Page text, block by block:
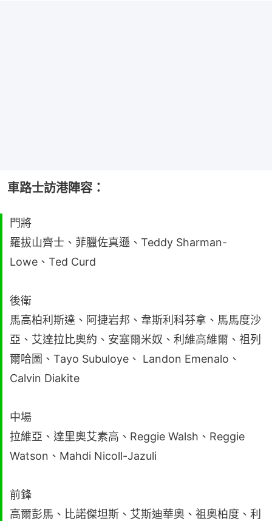
車路士訪港陣容：
門將
羅拔山齊士、菲臘佐真遜、Teddy Sharman-
Lowe、Ted Curd
後衛
馬高柏利斯達、阿捷岩邦、韋斯利科芬拿、馬馬度沙
亞、艾達拉比奧約、安塞爾米奴、利維高維爾、祖列
爾哈圖、Tayo Subuloye、 Landon Emenalo、
Calvin Diakite
中場
拉維亞、達里奧艾素高、Reggie Walsh、Reggie
Watson、Mahdi Nicoll-Jazuli
前鋒
高爾彭馬、比諾傑坦斯、艾斯迪華奧、祖奧柏度、利